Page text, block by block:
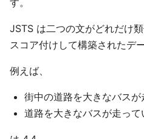
す。
JSTS は二つの文がどれだけ
スコア付けして構築されたデ
例えば、
街中の道路を大きなバスが
道路を大きなバスが走って